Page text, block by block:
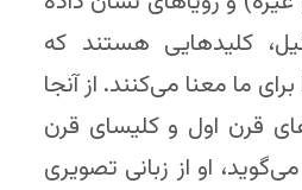
کلیدهایی هستند که
ما معنا می‌کنند. از آنجا
قرن اول و کلیسای قرن
او از زبانی تصویری